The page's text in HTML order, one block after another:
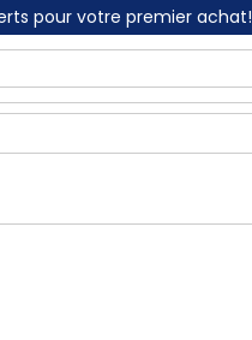
pour votre premier achat!